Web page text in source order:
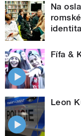
Na
identita
Fífa &
Leon